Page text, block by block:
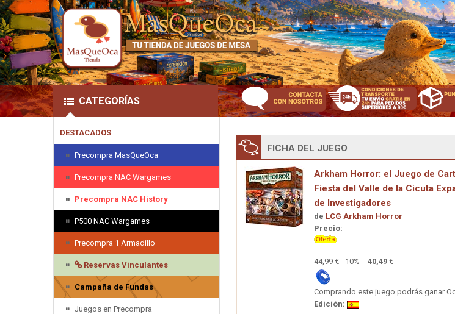
CATEGORÍAS
DESTACADOS
Precompra MasQueOca
Precompra NAC Wargames
Precompra NAC History
P500 NAC Wargames
Precompra 1 Armadillo
Reservas Vinculantes
Campaña de Fundas
Juegos en Precompra
FICHA DEL JUEGO
Arkham Horror: el Juego de
Fiesta del Valle de la Cicuta
de Investigadores
de LCG Arkham Horror
Precio:
44,99 € - 10% = 40,49 €
Comprando este juego podrás ganar
Edición: